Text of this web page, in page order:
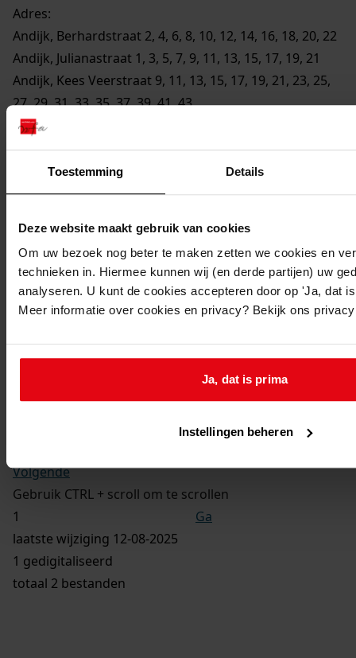
Toestemming Details
Deze website maakt gebruik van cookies
Om uw bezoek nog beter te maken zetten we cookies en
technieken in. Hiermee kunnen wij (en derde partijen) uw
analyseren. U kunt de cookies accepteren door op 'Ja, dat
Meer informatie over cookies en privacy? Bekijk ons
Ja, dat is prima
Instellingen beheren
Adres:
Andijk, Berhardstraat 2, 4, 6, 8, 10, 12, 14, 16, 18, 20, 22
Andijk, Julianastraat 1, 3, 5, 7, 9, 11, 13, 15, 17, 19, 21
Andijk, Kees Veerstraat 9, 11, 13, 15, 17, 19, 21, 23, 25,
27, 29, 31, 33, 35, 37, 39, 41, 43
Andijk, Sorghvlietlaan 21, 23, 25, 27, 29, 31
Perceel:
Andijk, sectie D 2949
Gemeente:
Andijk
Architect:
J.R. Zeeman
NB:
Wederopbouwwet
Bouw van 46 woningwetwoningen, 1964
Volgende
Gebruik CTRL + scroll om te scrollen
Ga
laatste wijziging 12-08-2025
1 gedigitaliseerd
totaal 2 bestanden